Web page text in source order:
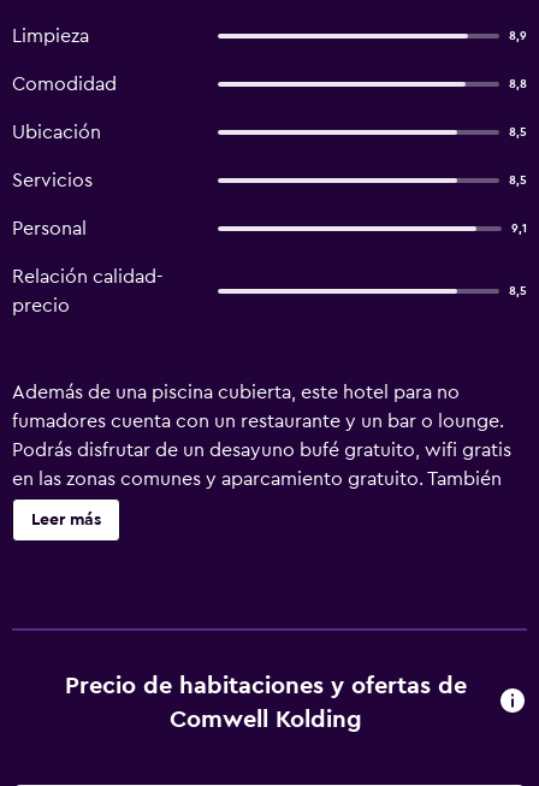
Limpieza 8,9
Comodidad 8,8
Ubicación 8,5
Servicios 8,5
Personal 9,1
Relación calidad-
precio
8,5
Además de una piscina cubierta, este hotel para no
fumadores cuenta con un restaurante y un bar o lounge.
Podrás disfrutar de un desayuno bufé gratuito, wifi gratis
en las zonas comunes y aparcamiento gratuito. También
encontrarás un bar-cafetería, una sauna y un centro de
conferencias. Se ofrece un servicio de limpieza a petición.
destacar que este alojamiento permite a sus clientes elegir
el tipo de almohada. Se ofrece una televisión de pantalla
Leer más
Precio de habitaciones y ofertas de
Comwell Kolding